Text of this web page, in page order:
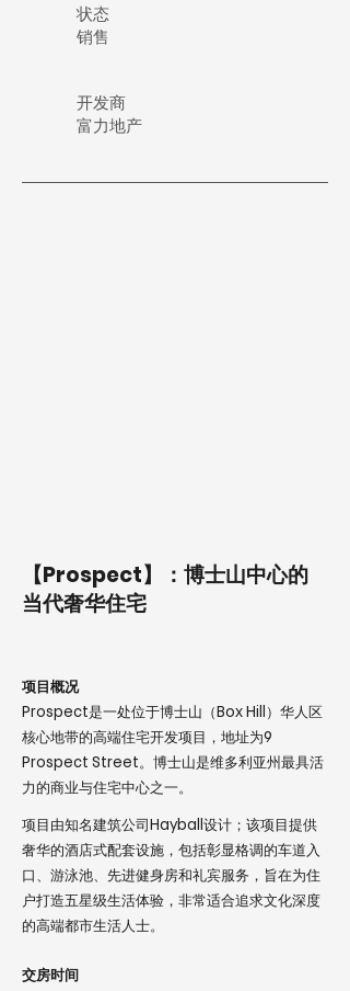
​状态
销售
开发商
富力地产
【Prospect】：博士山中心的
当代奢华住宅
项目概况
Prospect是一处位于博士山（Box Hill）华人区
核心地带的高端住宅开发项目，地址为9
Prospect Street。博士山是维多利亚州最具活
力的商业与住宅中心之一。
项目由知名建筑公司Hayball设计；该项目提供
奢华的酒店式配套设施，包括彰显格调的车道入
口、游泳池、先进健身房和礼宾服务，旨在为住
户打造五星级生活体验，非常适合追求文化深度
的高端都市生活人士。
交房时间